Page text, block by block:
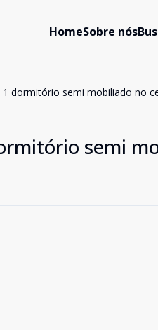
HomeSobre nós
dormitório semi mobiliado no
semi